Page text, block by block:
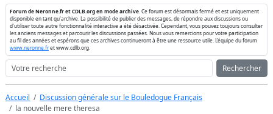
Forum de Neronne.fr et CDLB.org en mode archive . Ce forum est désormais fermé et est uniquement
disponible en tant qu'archive. La possibilité de publier des messages, de répondre aux discussions ou
d'utiliser toute autre fonctionnalité interactive a été désactivée. Cependant, vous pouvez toujours consulter
les anciens messages et parcourir les discussions passées. Nous vous remercions pour votre participation
au fil des années et espérons que ces archives continueront à être une ressource utile. L'équipe du forum
www.neronne.fret www.cdlb.org.
Rechercher
Accueil
Discussion générale sur le Bouledogue Français
la nouvelle mere theresa